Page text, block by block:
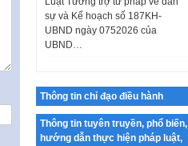
sự và Kế hoạch số 187KH-
UBND ngày 0752026 của
UBND…
thành phố Hà Nội
chính luận về bảo vệ nền tảng tư
tưởng của Đảng…
Thông tin chỉ đạo điều hành
Thông tin tuyên truyền, phổ biến,
hướng dẫn thực hiện pháp luật,